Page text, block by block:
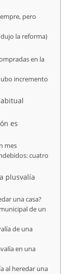
pero
la reforma)
en la
incremento
es
mes
cuatro
plusvalía
una casa?
de un
de una
en una
al heredar una